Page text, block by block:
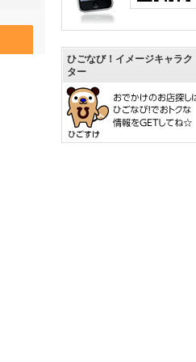
ひごなび！イメージキャラク
ター